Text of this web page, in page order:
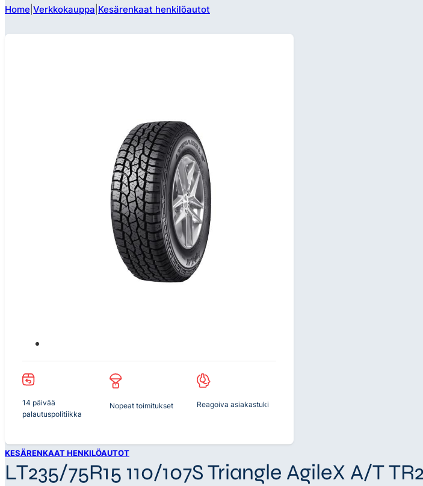
Home Verkkokauppa Kesärenkaat henkilöautot
14 päivää
palautuspolitiikka
Nopeat toimitukset Reagoiva asiakastuki
KESÄRENKAAT HENKILÖAUTOT
LT235/75R15 110/107S Triangle AgileX A/T